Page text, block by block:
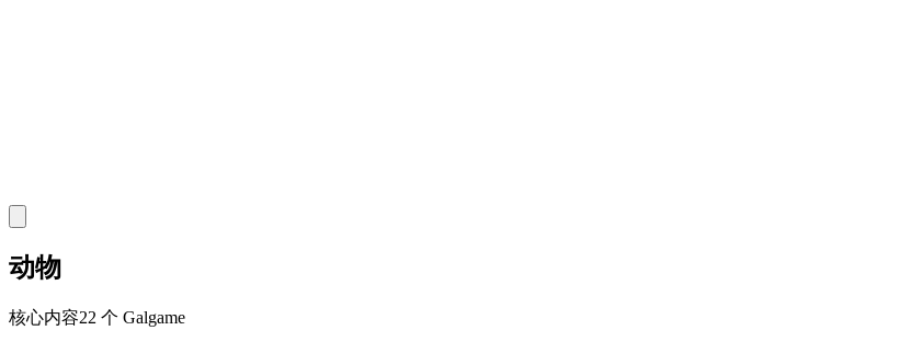
动物
核心内容22 个 Galgame